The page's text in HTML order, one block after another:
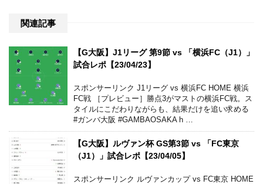
関連記事
【G大阪】J1リーグ 第9節 vs 「横浜FC（J1）」
試合レポ【23/04/23】
スポンサーリンク J1リーグ vs 横浜FC HOME 横浜
FC戦 ［プレビュー］勝点3がマストの横浜FC戦。ス
タイルにこだわりながらも、結果だけを追い求める
#ガンバ大阪 #GAMBAOSAKA h …
【G大阪】ルヴァン杯 GS第3節 vs 「FC東京
（J1）」試合レポ【23/04/05】
スポンサーリンク ルヴァンカップ vs FC東京 HOME